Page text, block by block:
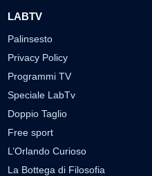
LABTV
Palinsesto
Privacy Policy
Programmi TV
Speciale LabTv
Doppio Taglio
Free sport
L’Orlando Curioso
La Bottega di Filosofia